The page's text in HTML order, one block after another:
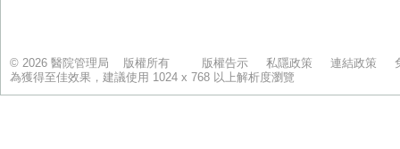
© 2026 醫院管理局 版權所有 版權告示 私隱政策 連結政策
為獲得至佳效果，建議使用 1024 x 768 以上解析度瀏覽